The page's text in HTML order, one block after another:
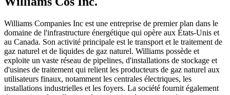
Williams Companies Inc est une entreprise de premier plan dans le
domaine de l'infrastructure énergétique qui opère aux États-Unis et
au Canada. Son activité principale est le transport et le traitement de
gaz naturel et de liquides de gaz naturel. Williams possède et
exploite un vaste réseau de pipelines, d'installations de stockage et
d'usines de traitement qui relient les producteurs de gaz naturel aux
utilisateurs finaux, notamment les centrales électriques, les
installations industrielles et les foyers. La société fournit également